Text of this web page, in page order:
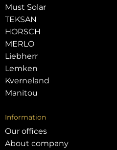
Must Solar
TEKSAN
HORSCH
MERLO
Liebherr
Lemken
Kverneland
Manitou
Information
Our offices
About company